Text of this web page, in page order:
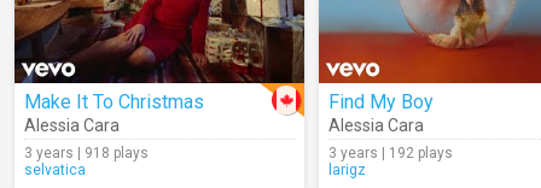
Make It To Christmas
Alessia Cara
3 years | 918 plays
selvatica
Find My Boy
Alessia Cara
3 years | 192 plays
larigz